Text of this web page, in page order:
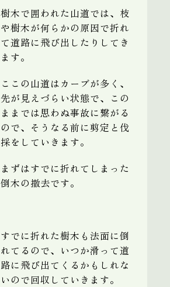
樹木で囲われた山道では、枝
や樹木が何らかの原因で折れ
て道路に飛び出したりしてき
ます。
ここの山道はカーブが多く、
先が見えづらい状態で、この
ままでは思わぬ事故に繋がる
ので、そうなる前に剪定と伐
採をしていきます。
まずはすでに折れてしまった
倒木の撤去です。
すでに折れた樹木も法面に倒
れてるので、いつか滑って道
路に飛び出てくるかもしれな
いので回収していきます。